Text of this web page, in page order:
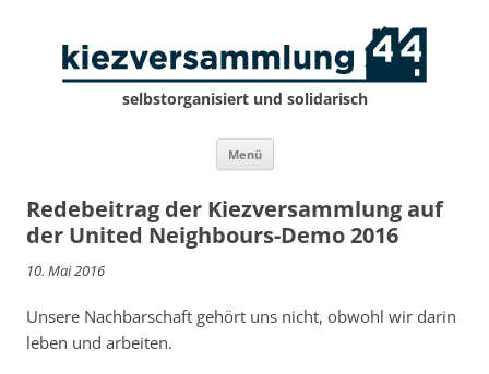
selbstorganisiert und solidarisch
Menü Zum
springen
Redebeitrag der Kiezversammlung auf
der United Neighbours-Demo 2016
10. Mai 2016
Unsere Nachbarschaft gehört uns nicht, obwohl wir darin
leben und arbeiten.